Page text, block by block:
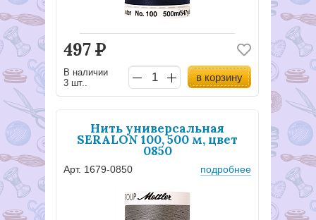
497Р
В наличии
3 шт..
в корзину
Нить универсальная
SERALON 100, 500 м, цвет
0850
Арт. 1679-0850 подробнее